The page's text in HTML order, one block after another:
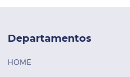
Departamentos
HOME